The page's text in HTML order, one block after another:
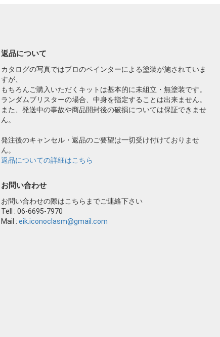
返品について
カタログの写真ではプロのペインターによる塗装が施されていま
すが、
もちろんご購入いただくキットは基本的に未組立・無塗装です。
ランダムブリスターの場合、中身を指定することは出来ません。
また、発送中の事故や商品開封後の破損については保証できませ
ん。
発注後のキャンセル・返品のご要望は一切受け付けておりませ
ん。
返品についての詳細はこちら
お問い合わせ
お問い合わせの際はこちらまでご連絡下さい
Tell : 06-6695-7970
Mail : eik.iconoclasm@gmail.com